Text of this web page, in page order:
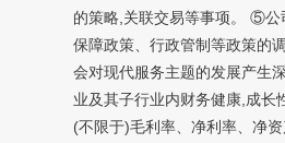
的策略,关联交易等事项。 ⑤公
保障政策、行政管制等政策的
会对现代服务主题的发展产生
业及其子行业内财务健康,成长
(不限于)毛利率、净利率、净